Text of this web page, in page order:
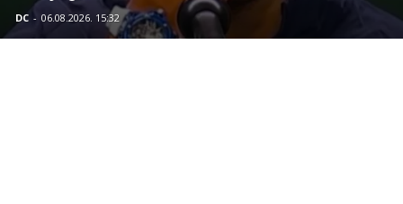
DC - 06.08.2026. 15:32